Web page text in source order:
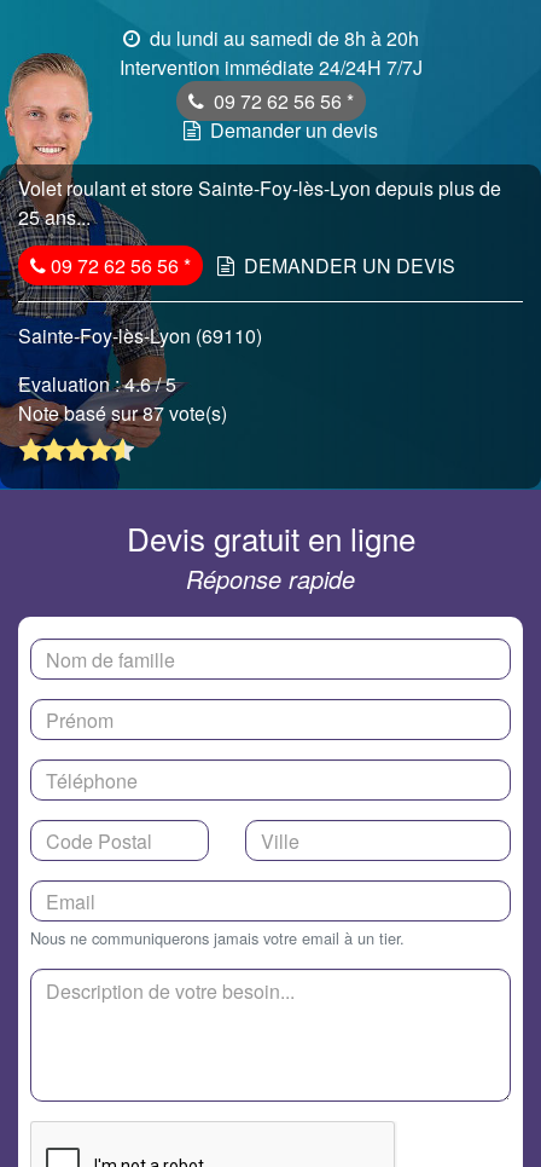
du lundi au samedi de 8h à 20h
Intervention immédiate 24/24H 7/7J
09 72 62 56 56 *
Demander un devis
Volet roulant et store Sainte-Foy-lès-Lyon depuis plus de
25 ans...
09 72 62 56 56* DEMANDER UN DEVIS
Sainte-Foy-lès-Lyon (69110)
Evaluation :4.6/ 5
Note basé sur 87 vote(s)
Devis gratuit en ligne
Réponse rapide
Nous ne communiquerons jamais votre email à un tier.